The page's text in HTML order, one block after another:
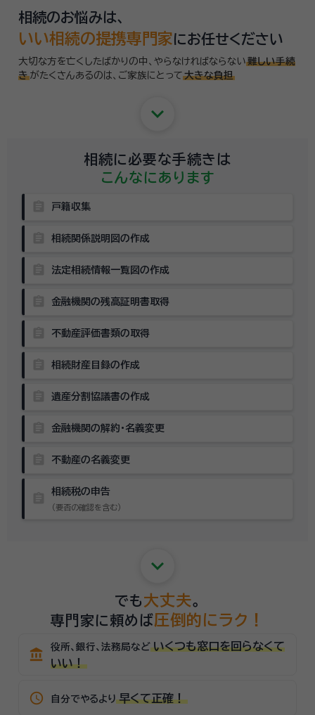
相続のお悩みは、
いい相続の提携専門家にお任せください
大切な方を亡くしたばかりの中、やらなければならない 難しい手続
き がたくさんあるのは、 ご家族にとって 大きな負担
keyboard_arrow_down
相続に必要な手続きは
こんなにあります
戸籍収集
相続関係説明図の作成
法定相続情報一覧図の作成
金融機関の残高証明書取得
不動産評価書類の取得
相続財産目録の作成
遺産分割協議書の作成
金融機関の解約・名義変更
不動産の名義変更
相続税の申告
（要否の確認を含む）
keyboard_arrow_down
でも 大丈夫。
専門家に頼めば圧倒的にラク！
account_balance 役所、銀行、法務局など いくつも窓口を回らなくて
いい！
schedule 自分でやるより 早くて正確！